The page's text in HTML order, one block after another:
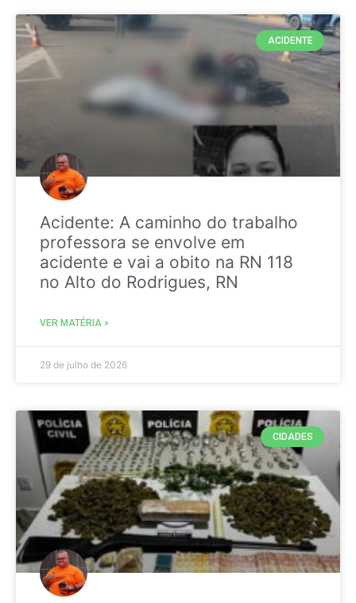
ACIDENTE
Acidente: A caminho do trabalho
professora se envolve em
acidente e vai a obito na RN 118
no Alto do Rodrigues, RN
VER MATÉRIA »
29 de julho de 2026
CIDADES